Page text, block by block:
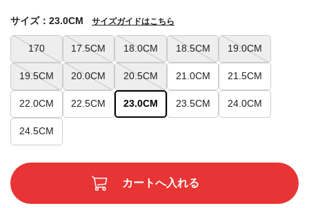
170 17.5CM 18.0CM 18.5CM 19.0CM
19.5CM 20.0CM 20.5CM 21.0CM 21.5CM
22.0CM 22.5CM 23.0CM 23.5CM 24.0CM
24.5CM
サイズ：23.0CM サイズガイドはこちら